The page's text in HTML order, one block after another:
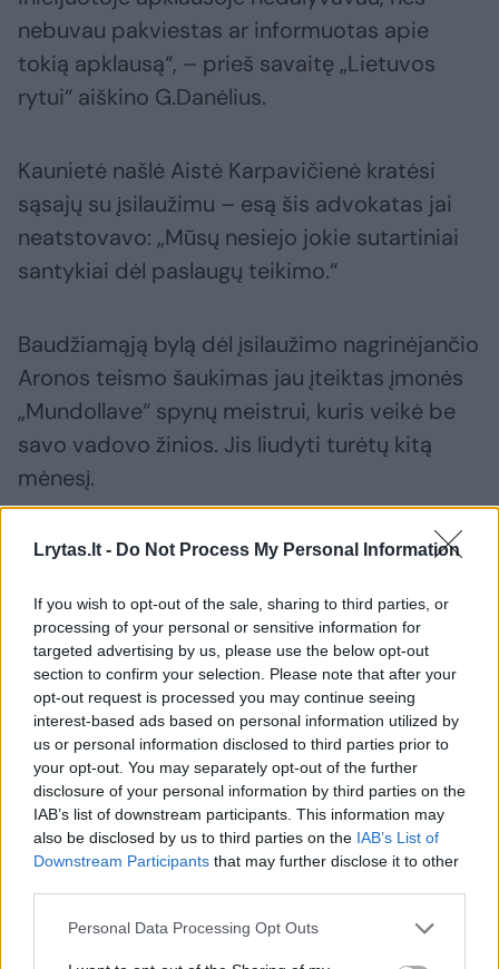
Lrytas.lt - Do Not Process My Personal Information
If you wish to opt-out of the sale, sharing to third parties, or
processing of your personal or sensitive information for
targeted advertising by us, please use the below opt-out
section to confirm your selection. Please note that after your
opt-out request is processed you may continue seeing
interest-based ads based on personal information utilized by
us or personal information disclosed to third parties prior to
your opt-out. You may separately opt-out of the further
disclosure of your personal information by third parties on the
IAB’s list of downstream participants. This information may
also be disclosed by us to third parties on the IAB’s List of
Downstream Participants that may further disclose it to other
Personal Data Processing Opt Outs
nebuvau pakviestas ar informuotas apie
tokią apklausą“, – prieš savaitę „Lietuvos
rytui“ aiškino G.Danėlius.
Kaunietė našlė Aistė Karpavičienė kratėsi
sąsajų su įsilaužimu – esą šis advokatas jai
neatstovavo: „Mūsų nesiejo jokie sutartiniai
santykiai dėl paslaugų teikimo.“
Baudžiamąją bylą dėl įsilaužimo nagrinėjančio
Aronos teismo šaukimas jau įteiktas įmonės
„Mundollave“ spynų meistrui, kuris veikė be
savo vadovo žinios. Jis liudyti turėtų kitą
mėnesį.
Anūkai negalėjo atsisveikinti
Tenerifės vila dabar joje gyvenančiai J.Karpei
kelia ne tik dramatiškų, bet ir daug šiltų
prisiminimų.
Čia 2018 metų pavasarį ji su šeima ir
R.Karpavičius su pirmąja žmona Audrone
Karpavičiene šventė šv.Velykas.
Tenerifę. Atskubėdavo ir R.Karpavičius. Jie